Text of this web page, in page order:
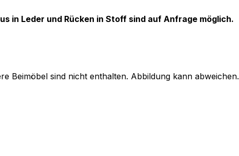
in Leder und Rücken in Stoff sind auf Anfrage möglich.
Beimöbel sind nicht enthalten. Abbildung kann abweichen.